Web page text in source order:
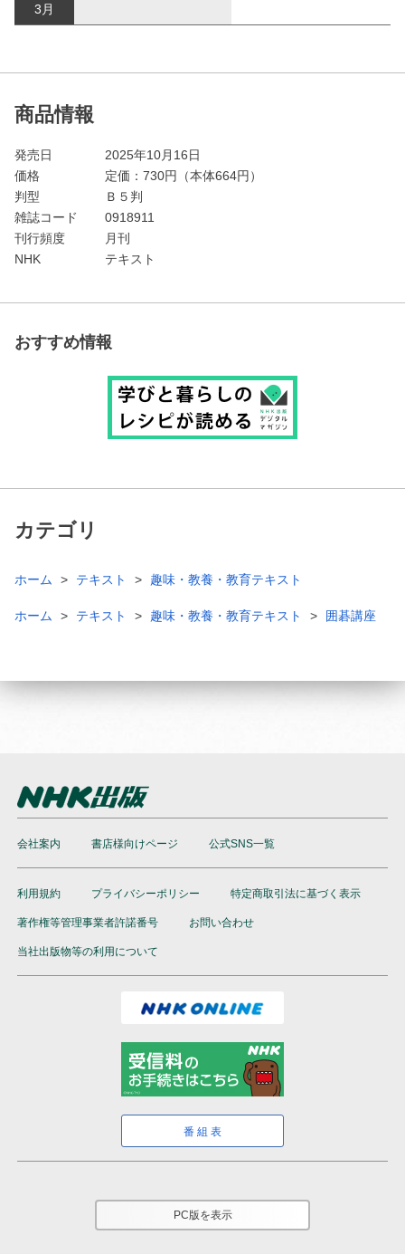
3月
商品情報
発売日
2025年10月16日
価格
定価： 730円（本体664円）
判型
Ｂ５判
雑誌コード
0918911
刊行頻度
月刊
NHK
テキスト
おすすめ情報
カテゴリ
ホーム テキスト 趣味・教養・教育テキスト
ホーム テキスト 趣味・教養・教育テキスト 囲碁講座
会社案内 書店様向けページ 公式SNS一覧
利用規約 プライバシーポリシー 特定商取引法に基づく表示
著作権等管理事業者許諾番号 お問い合わせ
当社出版物等の利用について
番組表
PC版を表示